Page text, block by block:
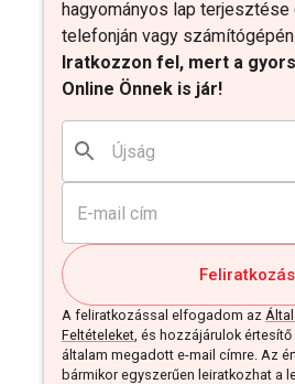
hagyományos lap terjesztése
telefonján vagy
Iratkozzon fel, mert a gyors
Online Önnek is jár!
Feliratkozás
A feliratkozással elfogadom az
Feltételeket, és hozzájárulok
általam megadott e-mail címre. Az
bármikor egyszerűen leiratkozhat a